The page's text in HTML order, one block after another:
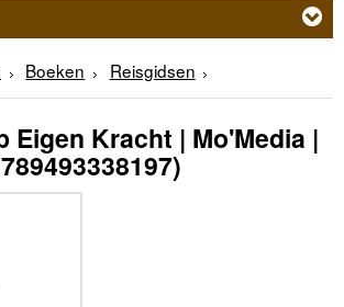
Boeken Reisgidsen
Eigen Kracht | Mo'Media |